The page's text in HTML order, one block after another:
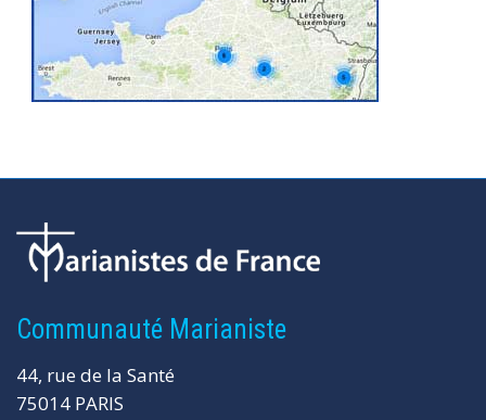
Communauté Marianiste
44, rue de la Santé
75014 PARIS